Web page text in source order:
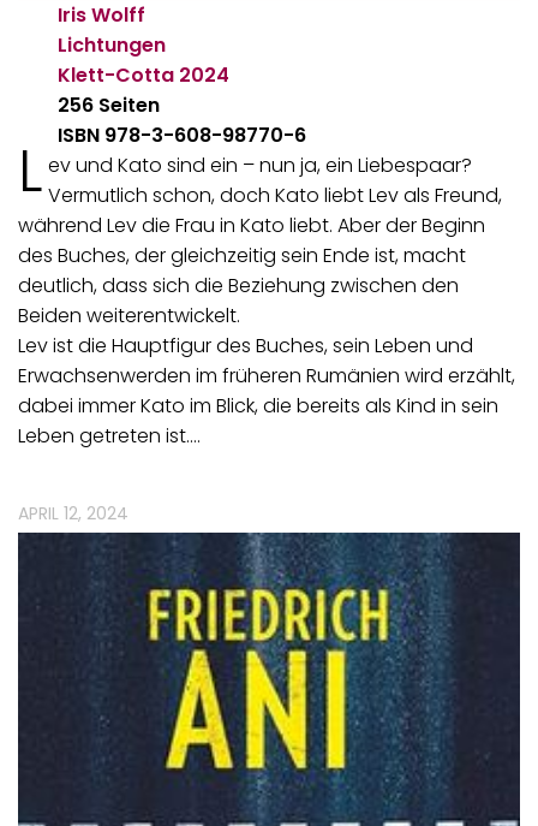
Iris Wolff
Lichtungen
Klett-Cotta 2024
256 Seiten
ISBN 978-3-608-98770-6
L ev und Kato sind ein – nun ja, ein Liebespaar?
Vermutlich schon, doch Kato liebt Lev als Freund,
während Lev die Frau in Kato liebt. Aber der Beginn
des Buches, der gleichzeitig sein Ende ist, macht
deutlich, dass sich die Beziehung zwischen den
Beiden weiterentwickelt.
Lev ist die Hauptfigur des Buches, sein Leben und
Erwachsenwerden im früheren Rumänien wird erzählt,
dabei immer Kato im Blick, die bereits als Kind in sein
Leben getreten ist.…
APRIL 12, 2024